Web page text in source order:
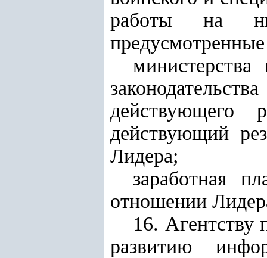
работы на
предусмотренные
действующий
Лидера;
заработная
отношении
16. Агентству
развитию